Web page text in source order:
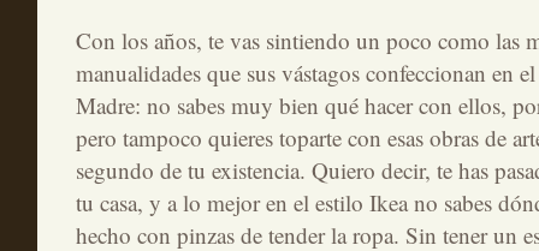
Con los años, te vas sintiendo un poco como las
manualidades que sus vástagos confeccionan en
Madre: no sabes muy bien qué hacer con ellos,
pero tampoco quieres toparte con esas obras de
segundo de tu existencia. Quiero decir, te has
tu casa, y a lo mejor en el estilo Ikea no sabes
hecho con pinzas de tender la ropa. Sin tener un